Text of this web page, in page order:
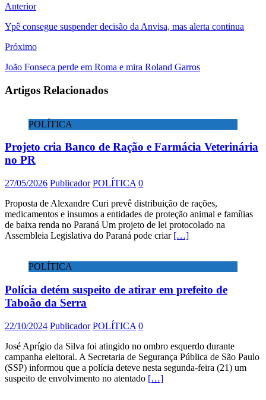
Anterior
Ypê consegue suspender decisão da Anvisa, mas alerta continua
Próximo
João Fonseca perde em Roma e mira Roland Garros
Artigos Relacionados
POLÍTICA
Projeto cria Banco de Ração e Farmácia Veterinária
no PR
27/05/2026 Publicador POLÍTICA 0
Proposta de Alexandre Curi prevê distribuição de rações,
medicamentos e insumos a entidades de proteção animal e famílias
de baixa renda no Paraná Um projeto de lei protocolado na
Assembleia Legislativa do Paraná pode criar […]
POLÍTICA
Polícia detém suspeito de atirar em prefeito de
Taboão da Serra
22/10/2024 Publicador POLÍTICA 0
José Aprígio da Silva foi atingido no ombro esquerdo durante
campanha eleitoral. A Secretaria de Segurança Pública de São Paulo
(SSP) informou que a polícia deteve nesta segunda-feira (21) um
suspeito de envolvimento no atentado […]